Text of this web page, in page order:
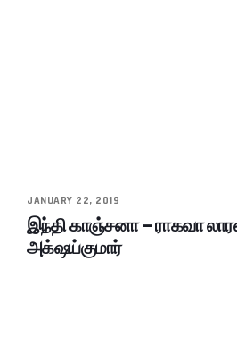
JANUARY 22, 2019
இந்தி காஞ்சனா – ராகவா
அக்‌ஷய்குமார்